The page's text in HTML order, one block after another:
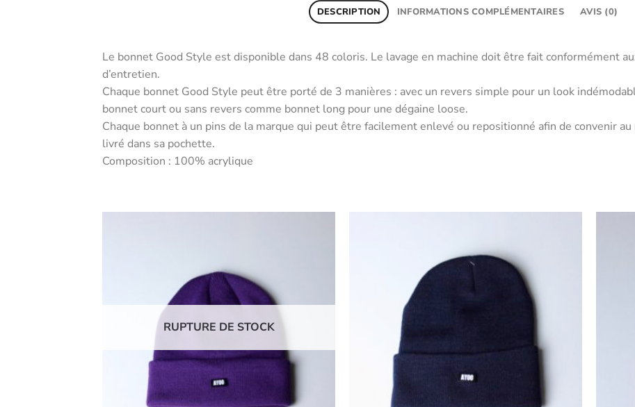
DESCRIPTION INFORMATIONS COMPLÉMENTAIRES AVIS (0)
Le bonnet Good Style est disponible dans 48 coloris. Le lavage en machine doit être fait conformément
d’entretien.
Chaque bonnet Good Style peut être porté de 3 manières : avec un revers simple pour un look
bonnet court ou sans revers comme bonnet long pour une dégaine loose.
Chaque bonnet à un pins de la marque qui peut être facilement enlevé ou repositionné afin de convenir
livré dans sa pochette.
Composition : 100% acrylique
RUPTURE DE STOCK